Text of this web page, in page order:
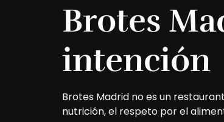
Brotes
intención
Brotes Madrid no es un
nutrición, el respeto por el